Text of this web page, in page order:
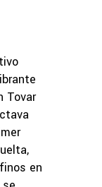
Tovar
en